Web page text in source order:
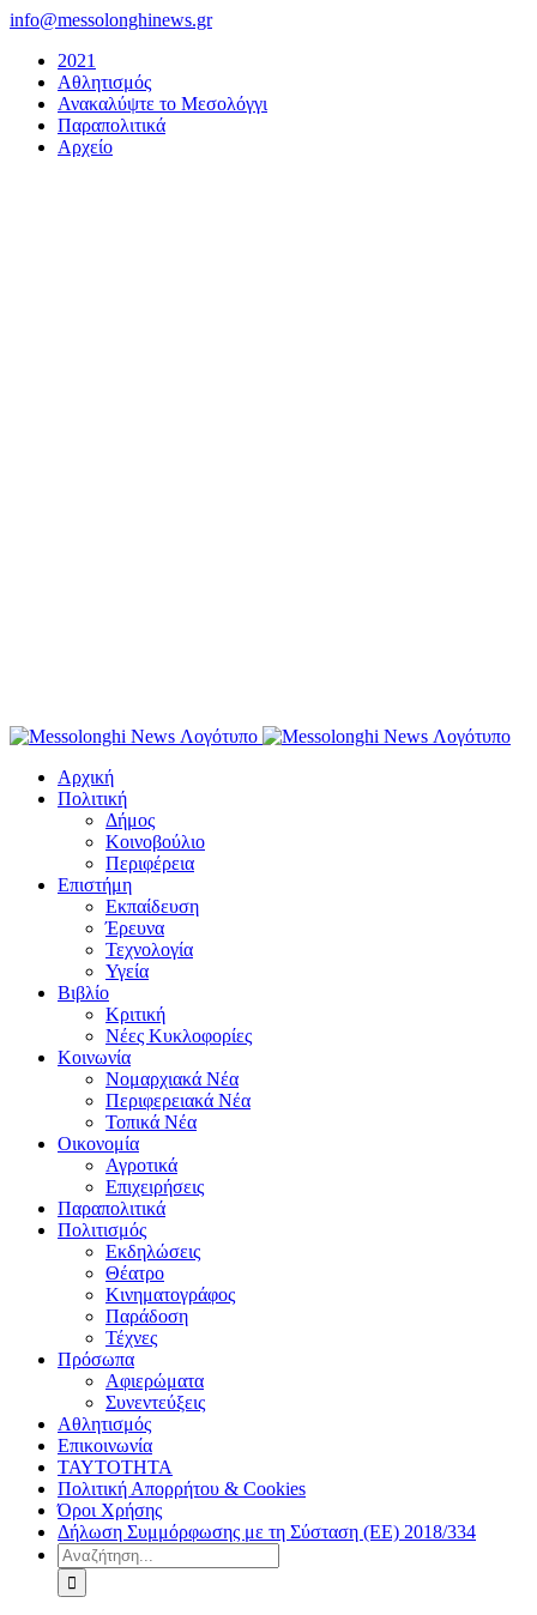
Μετάβαση
περιεχόμενο
info@messolonghinews.gr
2021
Αθλητισμός
Ανακαλύψτε το Μεσολόγγι
Παραπολιτικά
Αρχείο
Αρχική
Πολιτική
Δήμος
Κοινοβούλιο
Περιφέρεια
Επιστήμη
Εκπαίδευση
Έρευνα
Τεχνολογία
Υγεία
Βιβλίο
Κριτική
Νέες Κυκλοφορίες
Κοινωνία
Νομαρχιακά Νέα
Περιφερειακά Νέα
Τοπικά Νέα
Οικονομία
Αγροτικά
Επιχειρήσεις
Παραπολιτικά
Πολιτισμός
Εκδηλώσεις
Θέατρο
Κινηματογράφος
Παράδοση
Τέχνες
Πρόσωπα
Αφιερώματα
Συνεντεύξεις
Αθλητισμός
Επικοινωνία
ΤΑΥΤΟΤΗΤΑ
Πολιτική Απορρήτου & Cookies
Όροι Χρήσης
Δήλωση Συμμόρφωσης με τη Σύσταση (ΕΕ) 2018/334
Αναζήτηση
για: